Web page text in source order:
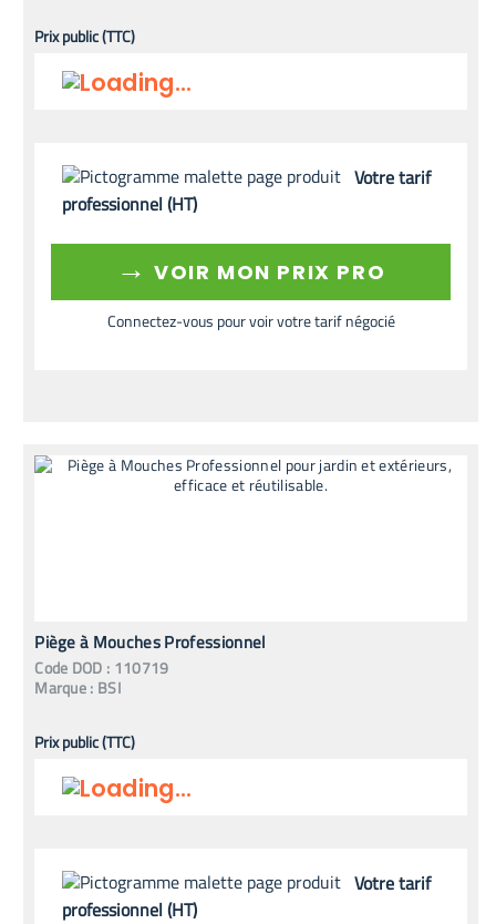
Prix public (TTC)
Votre tarif
professionnel (HT)
→ VOIR MON PRIX PRO
Connectez-vous pour voir votre tarif négocié
Piège à Mouches Professionnel
Code DOD : 110719
Marque : BSI
Prix public (TTC)
Votre tarif
professionnel (HT)